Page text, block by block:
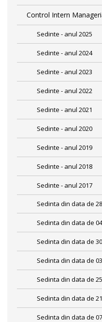
Control Intern
Sedinte - anul 2025
Sedinte - anul 2024
Sedinte - anul 2023
Sedinte - anul 2022
Sedinte - anul 2021
Sedinte - anul 2020
Sedinte - anul 2019
Sedinte - anul 2018
Sedinte - anul 2017
Sedinta din data de
Sedinta din data de
Sedinta din data de
Sedinta din data de
Sedinta din data de
Sedinta din data de
Sedinta din data de